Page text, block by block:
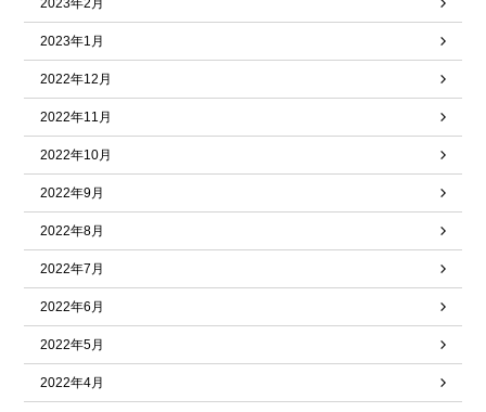
2023年2月
2023年1月
2022年12月
2022年11月
2022年10月
2022年9月
2022年8月
2022年7月
2022年6月
2022年5月
2022年4月